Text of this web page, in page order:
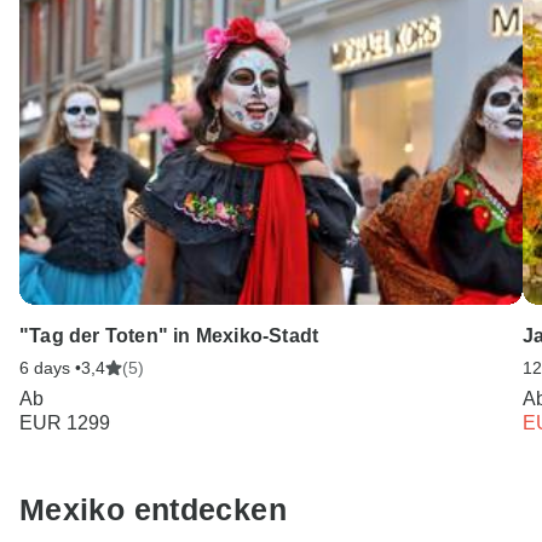
"Tag der Toten" in Mexiko-Stadt
6 days •3,4 (5)
Ab
EUR 1299
Mexiko entdecken